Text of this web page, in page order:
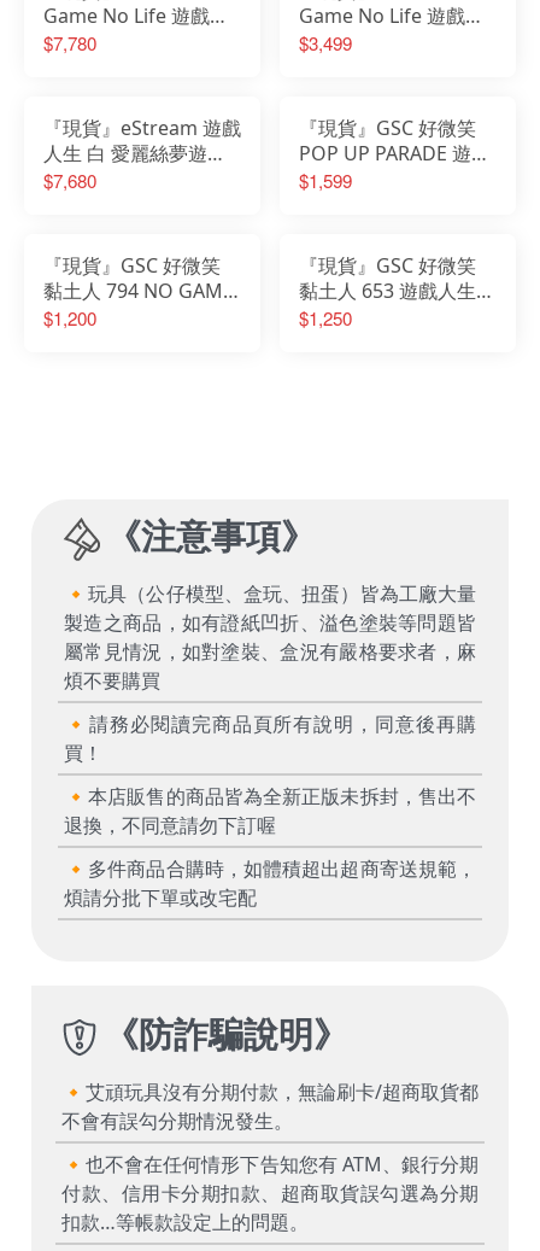
Game No Life 遊戲人
生 ZERO 白＆休比 1/7
$7,780
Game No Life 遊戲人
生 白 1/7 PVC完成品
$3,499
『現貨』eStream 遊戲
人生 白 愛麗絲夢遊仙
境Ver 1/7 PVC完成品
$7,680
『現貨』GSC 好微笑
POP UP PARADE 遊戲
人生 白 音樂會 演唱會
$1,599
『現貨』GSC 好微笑
黏土人 794 NO GAME
NO LIFE 遊戲人生 天翼
$1,200
『現貨』GSC 好微笑
黏土人 653 遊戲人生
白 再販
$1,250
《注意事項》
🔸玩具（公仔模型、盒玩、扭蛋）皆為工廠大量
製造之商品，如有證紙凹折、溢色塗裝等問題皆
屬常見情況，如對塗裝、盒況有嚴格要求者，麻
煩不要購買
🔸請務必閱讀完商品頁所有說明，同意後再購
買！
🔸本店販售的商品皆為全新正版未拆封，售出不
退換，不同意請勿下訂喔
🔸多件商品合購時，如體積超出超商寄送規範，
煩請分批下單或改宅配
《防詐騙說明》
🔸艾頑玩具沒有分期付款，無論刷卡/超商取貨都
不會有誤勾分期情況發生。
🔸也不會在任何情形下告知您有 ATM、銀行分期
付款、信用卡分期扣款、超商取貨誤勾選為分期
扣款…等帳款設定上的問題。